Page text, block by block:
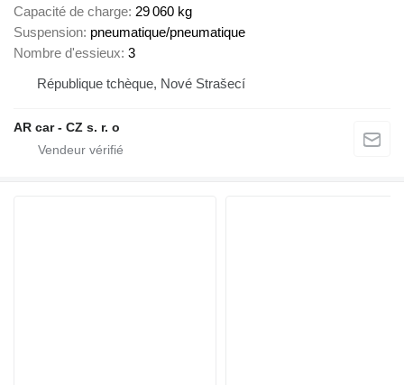
Capacité de charge 29 060 kg
Suspension pneumatique/pneumatique
Nombre d'essieux 3
République tchèque, Nové Strašecí
AR car - CZ s. r. o